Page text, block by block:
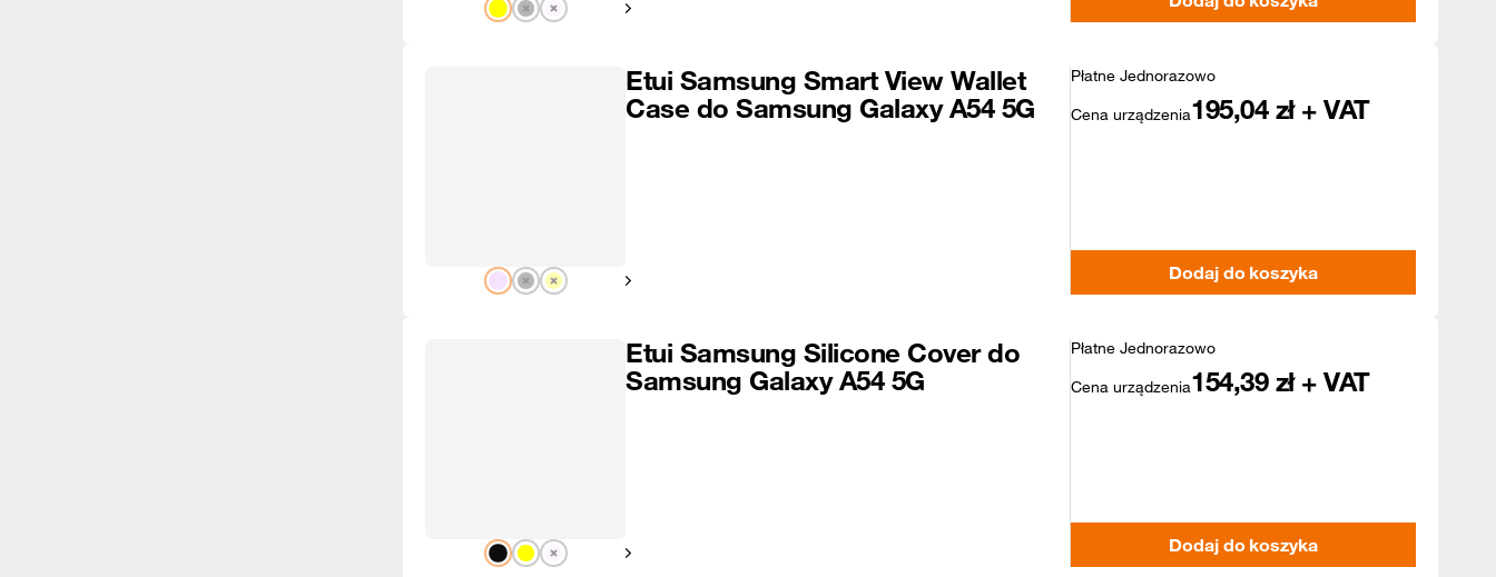
Pokaż następny
Pokaż następny
Etui Samsung Smart View Wallet
Case do Samsung Galaxy A54 5G
Płatne Jednorazowo
Cena urządzenia195,04 zł + VAT
Dodaj do koszyka
Pokaż następny
Etui Samsung Silicone Cover do
Samsung Galaxy A54 5G
Płatne Jednorazowo
Cena urządzenia154,39 zł + VAT
Dodaj do koszyka